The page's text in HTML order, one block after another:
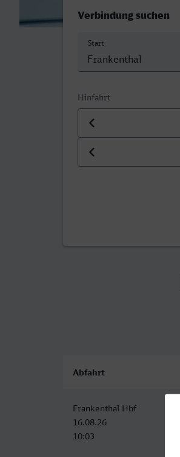
Verbindung suchen
Start
Hinfahrt
Datum der Hinfahrt
Uhrzeit der Hinfahrt
Abfahrt
Frankenthal Hbf
16.08.26
10:03